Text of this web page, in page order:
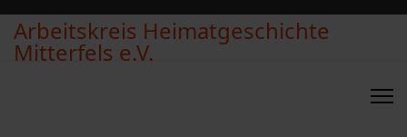
Arbeitskreis Heimatgeschichte
Mitterfels e.V.